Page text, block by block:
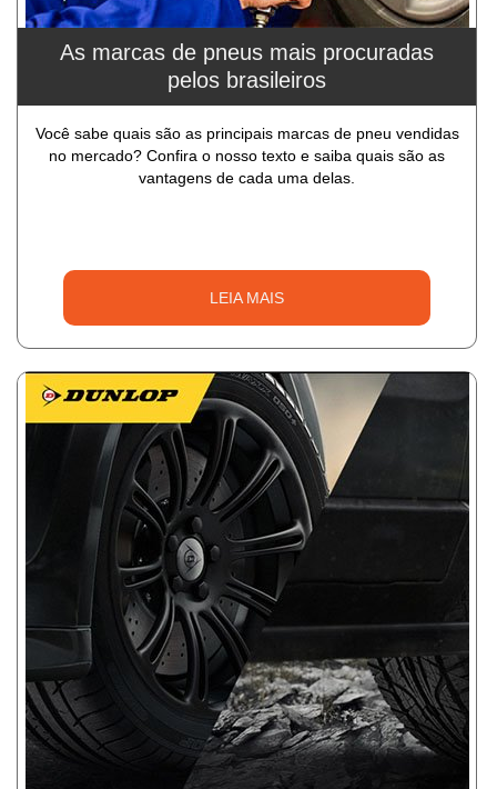
As marcas de pneus mais procuradas
pelos brasileiros
Você sabe quais são as principais marcas de pneu vendidas
no mercado? Confira o nosso texto e saiba quais são as
vantagens de cada uma delas.
LEIA MAIS